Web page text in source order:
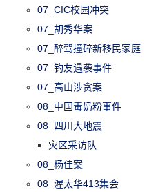
07_CIC校园冲突
07_胡秀华案
07_醉驾撞碎新移民家庭
07_钓友遇袭事件
07_高山涉贪案
08_中国毒奶粉事件
08_四川大地震
灾区采访队
08_杨佳案
08_渥太华413集会